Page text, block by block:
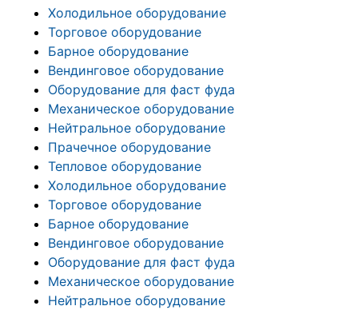
Холодильное оборудование
Торговое оборудование
Барное оборудование
Вендинговое оборудование
Оборудование для фаст фуда
Механическое оборудование
Нейтральное оборудование
Прачечное оборудование
Тепловое оборудование
Холодильное оборудование
Торговое оборудование
Барное оборудование
Вендинговое оборудование
Оборудование для фаст фуда
Механическое оборудование
Нейтральное оборудование